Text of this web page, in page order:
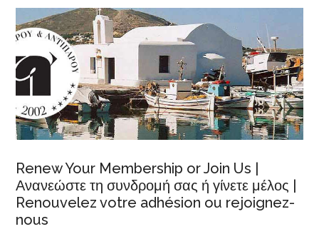
Renew Your Membership or Join Us |
Ανανεώστε τη συνδρομή σας ή γίνετε μέλος |
Renouvelez votre adhésion ou rejoignez-
nous